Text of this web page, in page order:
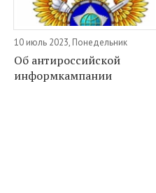
10 июль 2023, Понедельник
Об антироссийской
информкампании